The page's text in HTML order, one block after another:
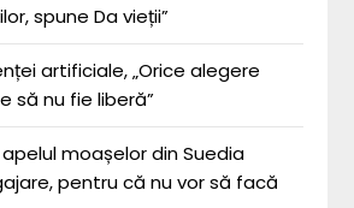
spune Da vieții”
artificiale, „Orice alegere
să nu fie liberă”
apelul moașelor din Suedia
pentru că nu vor să facă